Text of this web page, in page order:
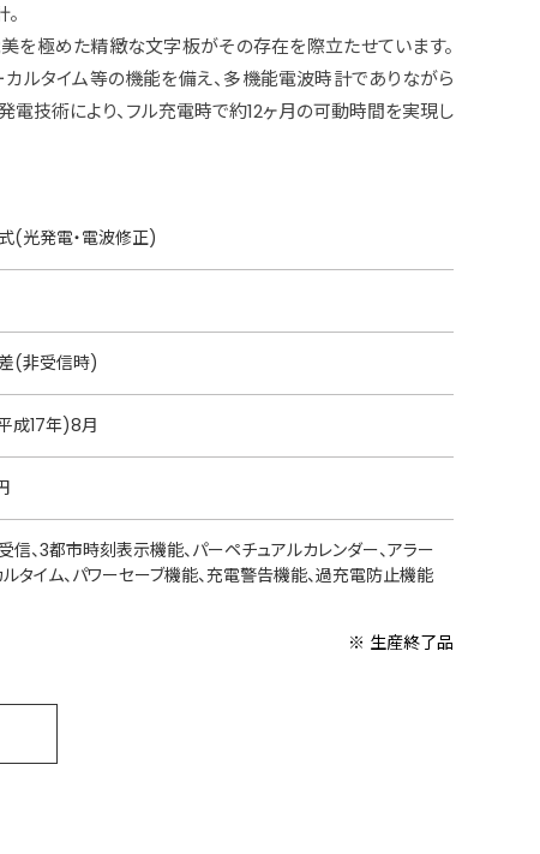
を極めた精緻な文字板がその存在を際立たせています。
カルタイム等の機能を備え、多機能電波時計でありながら
電技術により、フル充電時で約12ヶ月の可動時間を実現し
(光発電・電波修正)
(非受信時)
成17年)8月
信、3都市時刻表示機能、パーペチュアルカレンダー、アラー
ルタイム、パワーセーブ機能、充電警告機能、過充電防止機能
※ 生産終了品